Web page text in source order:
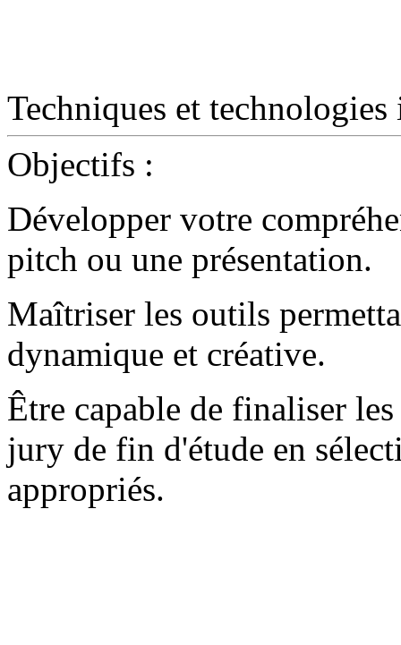
Techniques et
Objectifs :
Développer votre
pitch ou une présentation.
Maîtriser les outils
dynamique et créative.
Être capable de finaliser
jury de fin d'étude en
appropriés.